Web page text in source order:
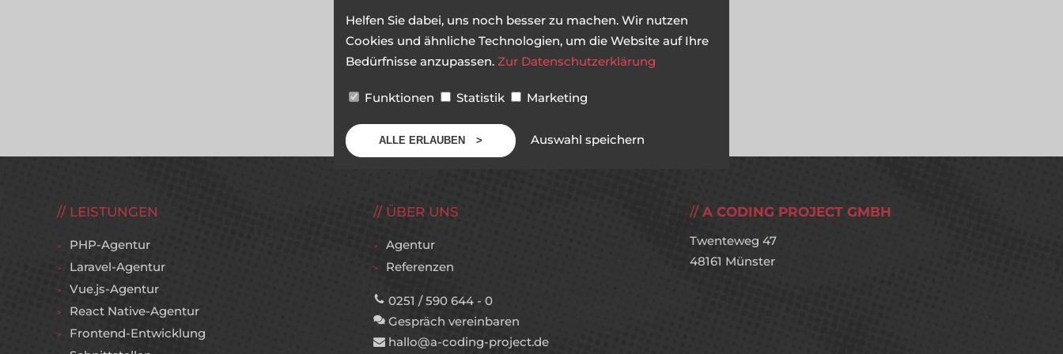
LEISTUNGEN
PHP-Agentur
Laravel-Agentur
Vue.js-Agentur
React Native-Agentur
Frontend-Entwicklung
ÜBER UNS
Agentur
Referenzen
0251 / 590 644 - 0
Gespräch vereinbaren
hallo@a-coding-project.de
A CODING PROJECT GMBH
Twenteweg 47
48161 Münster
Helfen Sie dabei, uns noch besser zu machen. Wir nutzen
Cookies und ähnliche Technologien, um die Website auf Ihre
Bedürfnisse anzupassen. Zur Datenschutzerklärung
Funktionen Statistik Marketing
ALLE ERLAUBEN Auswahl speichern